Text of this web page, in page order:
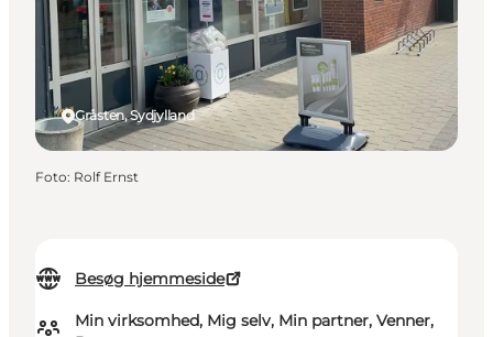
Besøg hjemmeside
Min virksomhed, Mig selv, Min partner, Venner,
Gråsten, Sydjylland
Foto: Rolf Ernst